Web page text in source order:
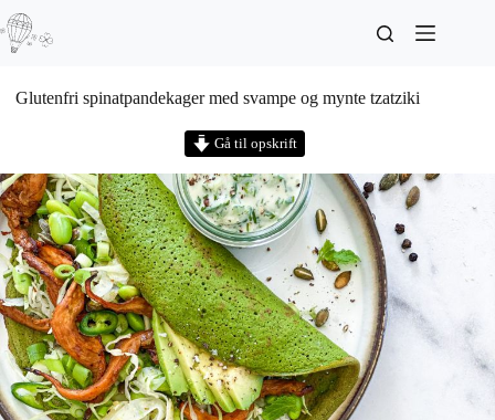
Glutenfri spinatpandekager med svampe og mynte tzatziki
Gå til opskrift